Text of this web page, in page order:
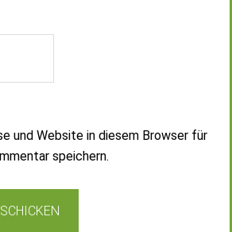
und Website in diesem Browser für
speichern.